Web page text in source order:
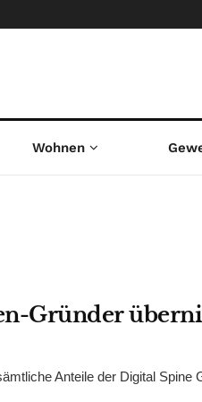
Wohnen
Gründer
Anteile der Digital Spine